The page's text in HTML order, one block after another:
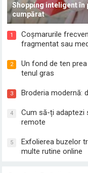
Shopping inteligent
cumpărat
1
Coșmarurile
fragmentat sau
2
Un fond de ten
tenul gras
3 Broderia modernă:
4
Cum să-ți adaptezi
remote
5
Exfolierea buzelor
multe rutine online